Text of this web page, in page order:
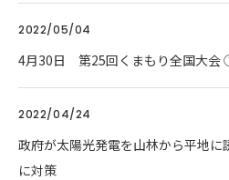
2022/05/04
4月30日 第25回くまもり全国大会
2022/04/24
政府が太陽光発電を山林から平地
に対策